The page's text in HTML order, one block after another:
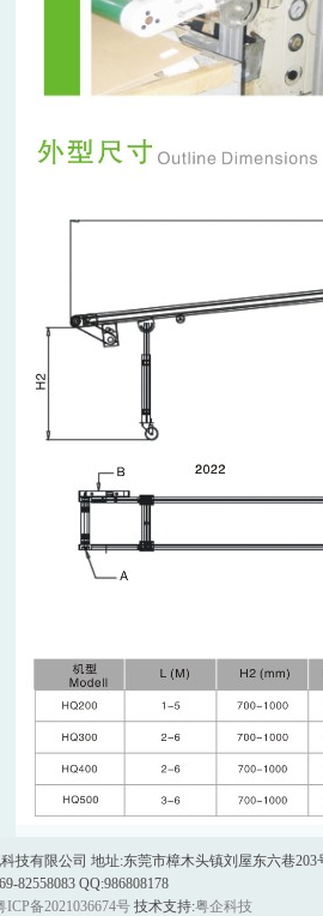
技有限公司 地址:东莞市樟木头镇刘屋东六巷203
82558083 QQ:986808178
ICP备2021036674号 技术支持:粤企科技